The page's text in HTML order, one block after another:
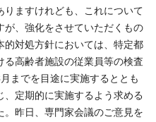
ますけれども、これについて
が、強化をさせていただくもの
的対処方針においては、特定都
高齢者施設の従業員等の検査
までを目途に実施するととも
定期的に実施するよう求める
。昨日、専門家会議のご意見を